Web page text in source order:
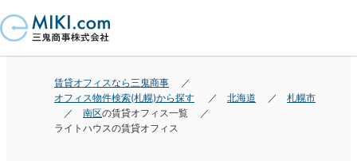
賃貸オフィスなら三鬼商事
オフィス物件検索(札幌)から探す
北海道
札幌市
南区の賃貸オフィス一覧
ライトハウスの賃貸オフィス